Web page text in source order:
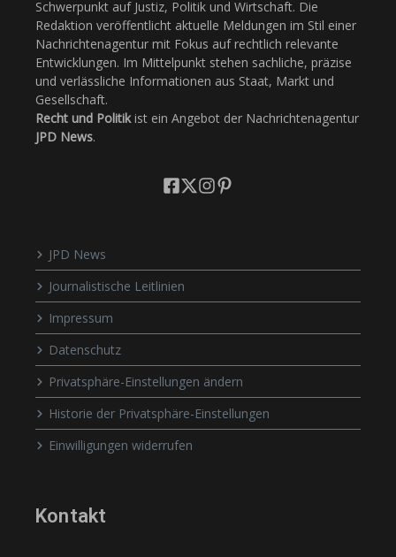
Schwerpunkt auf Justiz, Politik und Wirtschaft. Die
Redaktion veröffentlicht aktuelle Meldungen im Stil einer
Nachrichtenagentur mit Fokus auf rechtlich relevante
Entwicklungen. Im Mittelpunkt stehen sachliche, präzise
und verlässliche Informationen aus Staat, Markt und
Gesellschaft.
Recht und Politikist ein Angebot der Nachrichtenagentur
JPD News.
JPD News
Journalistische Leitlinien
Impressum
Datenschutz
Privatsphäre-Einstellungen ändern
Historie der Privatsphäre-Einstellungen
Einwilligungen widerrufen
Kontakt